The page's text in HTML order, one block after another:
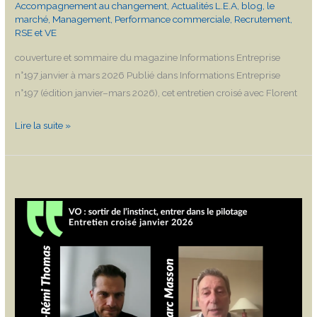
Accompagnement au changement ,Actualités L.E.A blog le
marché Management Performance commerciale Recrutement
RSE et VE
couverture et sommaire du magazine Informations Entreprise
n°197 janvier à mars 2026 Publié dans Informations Entreprise
n°197 (édition janvier–mars 2026), cet entretien croisé avec Florent
Lire la suite »
VO
l’instinct,